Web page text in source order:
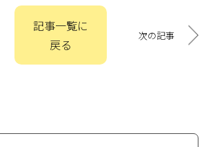
記事一覧に
戻る
次の記事